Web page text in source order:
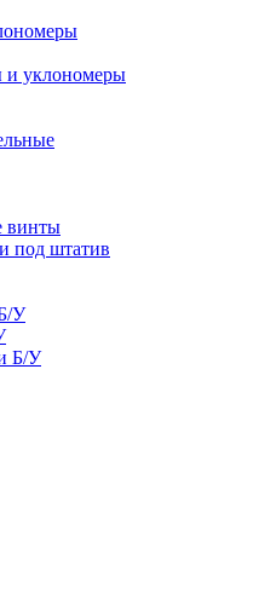
и уклономеры
винты
под штатив
У
Б/У